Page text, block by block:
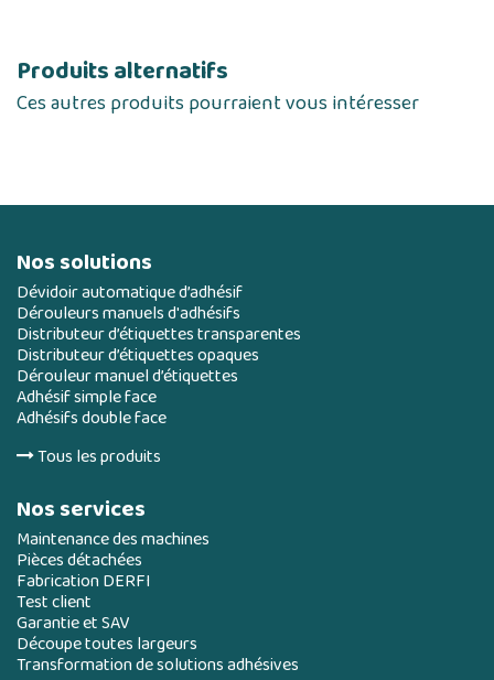
Produits alternatifs
Ces autres produits pourraient vous intéresser
Nos solutions
Dévidoir automatique d’adhésif
Dérouleurs manuels d'adhésifs
Distributeur d’étiquettes transparentes
Distributeur d’étiquettes opaques
Dérouleur manuel d’étiquettes
Adhésif simple face
Adhésifs double face
Tous les produits
Nos services
Maintenance des machines
Pièces détachées
Fabrication DERFI
Test client
Garantie et SAV
Découpe toutes largeurs
Transformation de solutions adhésives